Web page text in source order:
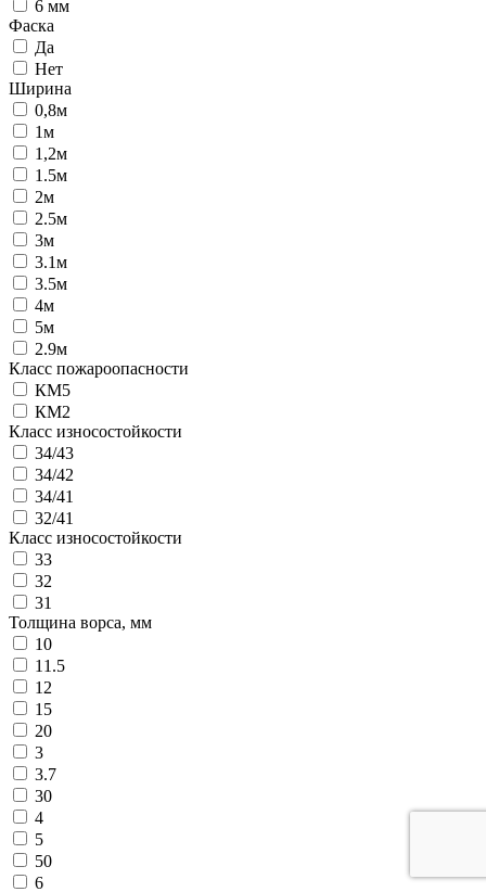
6 мм
Фаска
Да
Нет
Ширина
0,8м
1м
1,2м
1.5м
2м
2.5м
3м
3.1м
3.5м
4м
5м
2.9м
Класс пожароопасности
КМ5
КМ2
Класс износостойкости
34/43
34/42
34/41
32/41
Класс износостойкости
33
32
31
Толщина ворса, мм
10
11.5
12
15
20
3
3.7
30
4
5
50
6